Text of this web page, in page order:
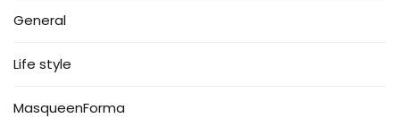
General
Life style
MasqueenForma